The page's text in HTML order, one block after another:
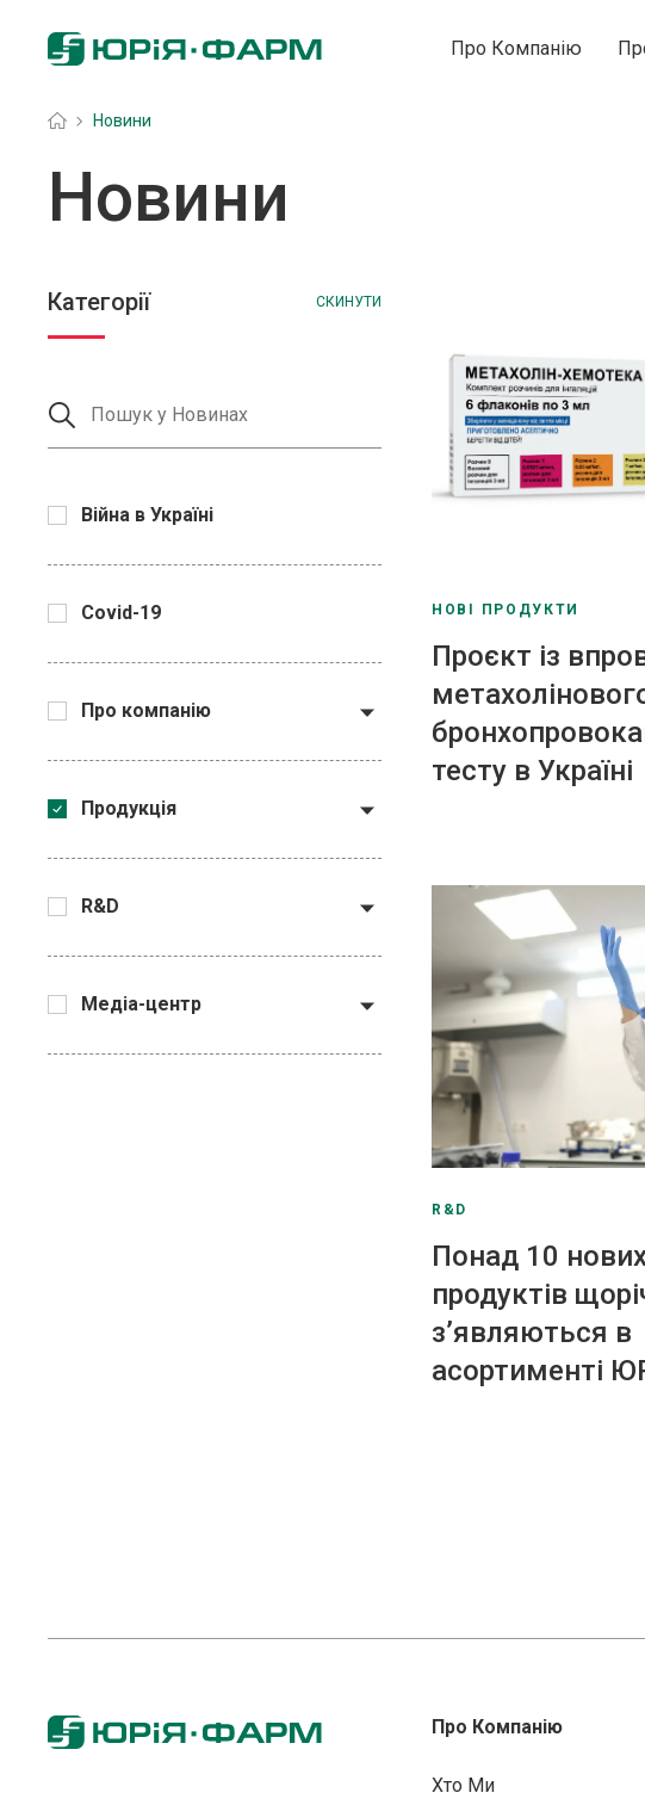
Про Компанію
Головна
» Новини
Новини
Категорії СКИНУТИ
Війна в Україні
Covid-19
Про компанію
Продукція
R&D
Медiа-центр
НОВІ ПРОДУКТИ
Проєкт із
тесту в Україні
R&D
Понад 10
продуктів
з’являються в
асортименті
Про Компанію
Хто Ми